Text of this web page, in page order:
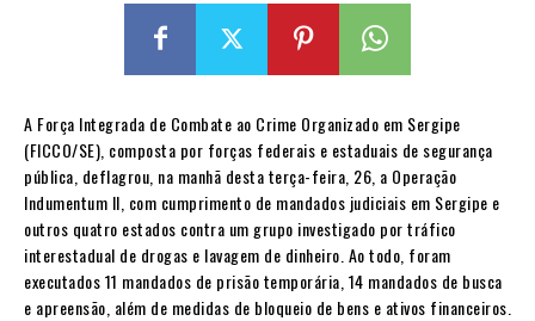
A Força Integrada de Combate ao Crime Organizado em Sergipe
(FICCO/SE), composta por forças federais e estaduais de segurança
pública, deflagrou, na manhã desta terça-feira, 26, a Operação
Indumentum II, com cumprimento de mandados judiciais em Sergipe e
outros quatro estados contra um grupo investigado por tráfico
interestadual de drogas e lavagem de dinheiro. Ao todo, foram
executados 11 mandados de prisão temporária, 14 mandados de busca
e apreensão, além de medidas de bloqueio de bens e ativos financeiros.